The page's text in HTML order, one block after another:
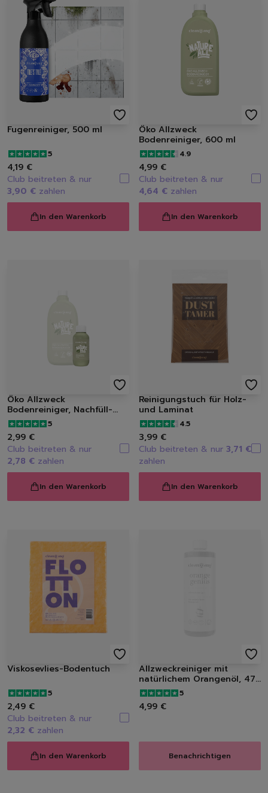
Fugenreiniger, 500 ml
5
4,19 €
Club beitreten & nur
3,90 € zahlen
In den Warenkorb
Öko Allzweck
Bodenreiniger, 600 ml
4.9
4,99 €
Club beitreten & nur
4,64 € zahlen
In den Warenkorb
Öko Allzweck
Bodenreiniger, Nachfüll-
Konzentrat, 100 ml
5
2,99 €
Club beitreten & nur
2,78 € zahlen
In den Warenkorb
Reinigungstuch für Holz-
und Laminat
4.5
3,99 €
Club beitreten & nur 3,71 €
zahlen
In den Warenkorb
Viskosevlies-Bodentuch
5
2,49 €
Club beitreten & nur
2,32 € zahlen
In den Warenkorb
Allzweckreiniger mit
natürlichem Orangenöl, 475
ml
5
4,99 €
Benachrichtigen